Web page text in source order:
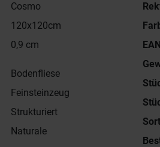
Cosmo
120x120cm
0,9 cm
Bodenfliese
Feinsteinzeug
Strukturiert
Naturale